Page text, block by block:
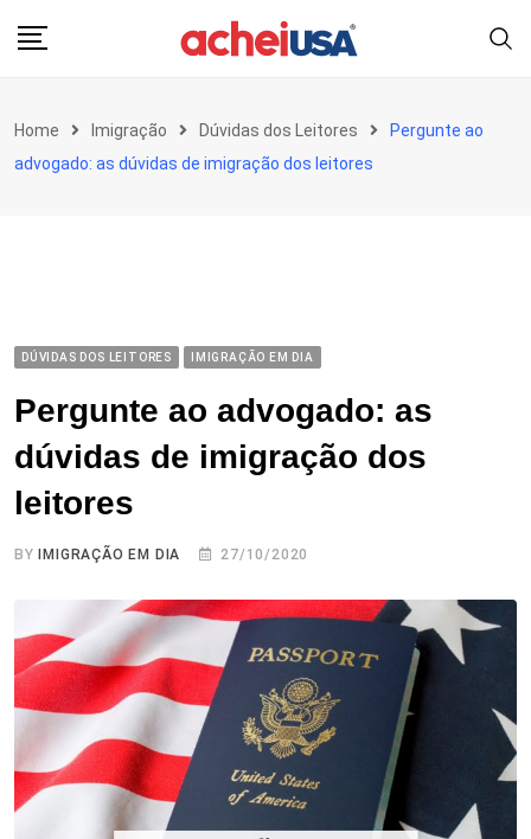
Home Imigração Dúvidas dos Leitores
Pergunte ao
advogado: as dúvidas de imigração dos leitores
DÚVIDAS DOS LEITORES IMIGRAÇÃO EM DIA
Pergunte ao advogado: as
dúvidas de imigração dos
leitores
BYIMIGRAÇÃO EM DIA 27/10/2020